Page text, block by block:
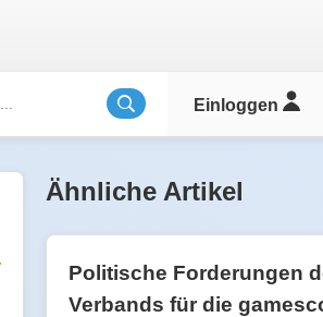
Einloggen
Ähnliche Artikel
Politische Forderungen
Verbands für die